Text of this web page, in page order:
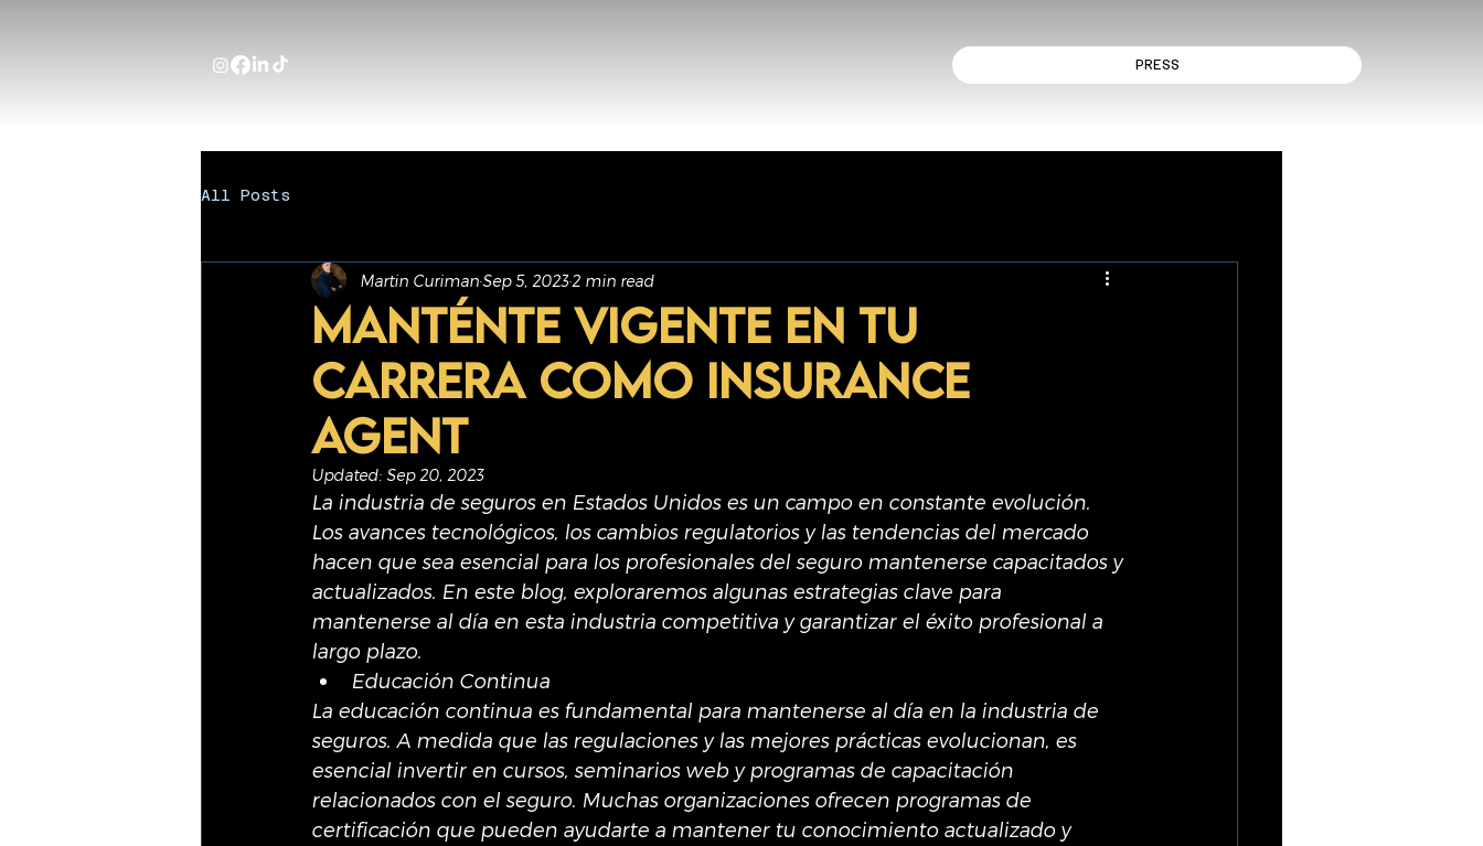
PRESS
All Posts
Manténte vigente en tu
carrera como Insurance
Agent
Martin CurimanSep 5, 2023 2 min read
Updated: Sep 20, 2023
La industria de seguros en Estados Unidos es un campo en constante evolución.
Los avances tecnológicos, los cambios regulatorios y las tendencias del mercado
hacen que sea esencial para los profesionales del seguro mantenerse capacitados y
actualizados. En este blog, exploraremos algunas estrategias clave para
mantenerse al día en esta industria competitiva y garantizar el éxito profesional a
largo plazo.
Educación Continua
La educación continua es fundamental para mantenerse al día en la industria de
seguros. A medida que las regulaciones y las mejores prácticas evolucionan, es
esencial invertir en cursos, seminarios web y programas de capacitación
relacionados con el seguro. Muchas organizaciones ofrecen programas de
certificación que pueden ayudarte a mantener tu conocimiento actualizado y